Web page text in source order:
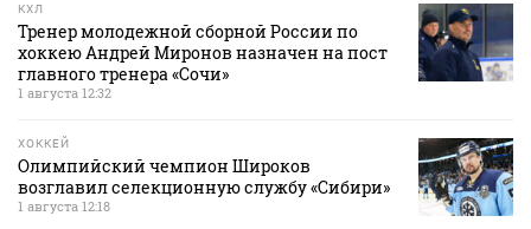
КХЛ
Тренер молодежной сборной России по
хоккею Андрей Миронов назначен на пост
главного тренера «Сочи»
1 августа 12:32
ХОККЕЙ
Олимпийский чемпион Широков
возглавил селекционную службу «Сибири»
1 августа 12:18